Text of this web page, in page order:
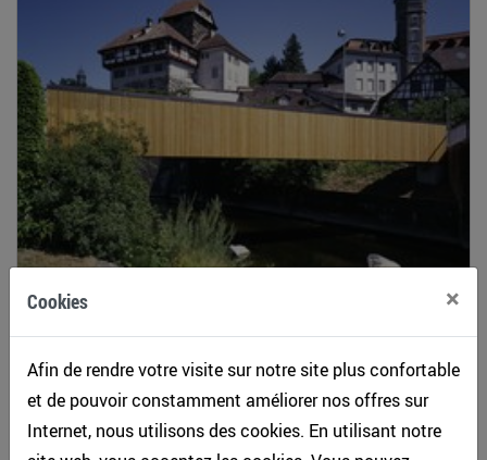
Cookies ×
Afin de rendre votre visite sur notre site plus confortable
et de pouvoir constamment améliorer nos offres sur
Internet, nous utilisons des cookies. En utilisant notre
915-014.jpg